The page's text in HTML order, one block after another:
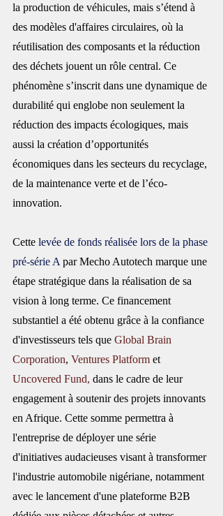
la production de véhicules, mais s’étend à
des modèles d'affaires circulaires, où la
réutilisation des composants et la réduction
des déchets jouent un rôle central. Ce
phénomène s’inscrit dans une dynamique de
durabilité qui englobe non seulement la
réduction des impacts écologiques, mais
aussi la création d’opportunités
économiques dans les secteurs du recyclage,
de la maintenance verte et de l’éco-
innovation.
Cette levée de fonds réalisée lors de la phase
pré-série A par Mecho Autotech marque une
étape stratégique dans la réalisation de sa
vision à long terme. Ce financement
substantiel a été obtenu grâce à la confiance
d'investisseurs tels que Global Brain
Corporation, Ventures Platform et
Uncovered Fund, dans le cadre de leur
engagement à soutenir des projets innovants
en Afrique. Cette somme permettra à
l'entreprise de déployer une série
d'initiatives audacieuses visant à transformer
l'industrie automobile nigériane, notamment
avec le lancement d'une plateforme B2B